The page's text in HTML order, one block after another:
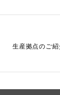
生産拠点のご紹